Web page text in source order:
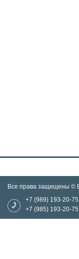
Все права защищены ©
+7 (989) 193-20-75
+7 (985) 193-20-75